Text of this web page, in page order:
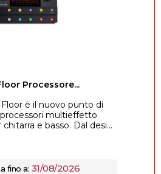
Processore...
è il nuovo punto di
multieffetto
e basso. Dal desi...
fino a: 31/08/2026